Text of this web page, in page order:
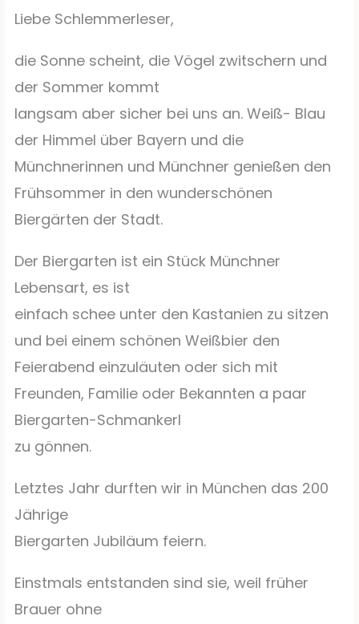
Liebe Schlemmerleser,
die Sonne scheint, die Vögel zwitschern und
der Sommer kommt
langsam aber sicher bei uns an. Weiß- Blau
der Himmel über Bayern und die
Münchnerinnen und Münchner genießen den
Frühsommer in den wunderschönen
Biergärten der Stadt.
Der Biergarten ist ein Stück Münchner
Lebensart, es ist
einfach schee unter den Kastanien zu sitzen
und bei einem schönen Weißbier den
Feierabend einzuläuten oder sich mit
Freunden, Familie oder Bekannten a paar
Biergarten-Schmankerl
zu gönnen.
Letztes Jahr durften wir in München das 200
Jährige
Biergarten Jubiläum feiern.
Einstmals entstanden sind sie, weil früher
Brauer ohne